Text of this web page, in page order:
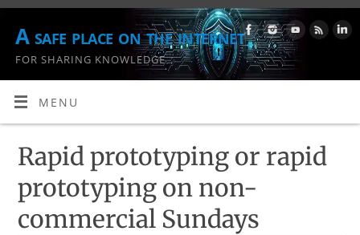
A safe place on the internet
FOR SHARING KNOWLEDGE
MENU
Rapid prototyping or rapid
prototyping on non-
commercial Sundays